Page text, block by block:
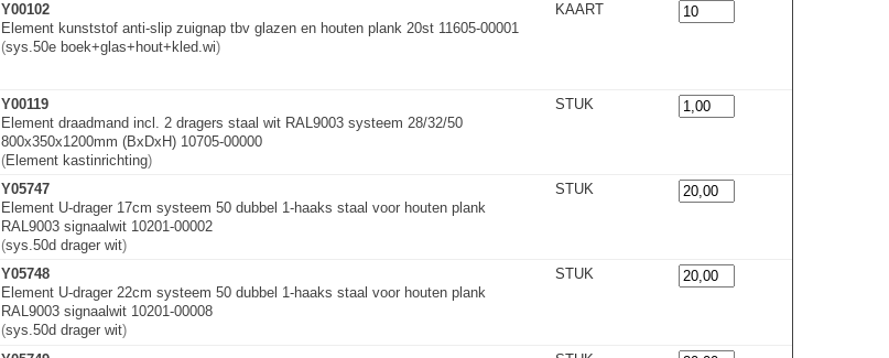
Y00102
Element kunststof anti-slip zuignap tbv glazen en houten plank 20st 11605-00001
(sys.50e boek+glas+hout+ k ed.wi)
KAART
Y00119
Element draadmand incl. 2 dragers staal wit RAL9003 systeem 28/32/50
800x350x1200mm (BxDxH) 10705-00000
(Element kastinrichting)
STUK
Y05747
Element U-drager 17cm systeem 50 dubbel 1-haaks staal voor houten plank
RAL9003 signaalwit 10201-00002
(sys.50d drager wit)
STUK
Y05748
Element U-drager 22cm systeem 50 dubbel 1-haaks staal voor houten plank
RAL9003 signaalwit 10201-00008
(sys.50d drager wit)
STUK